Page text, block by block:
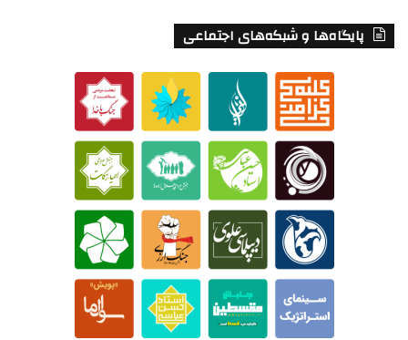
پایگاه‌ها و شبکه‌های اجتماعی